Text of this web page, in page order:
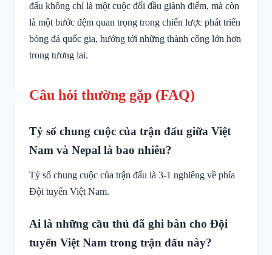
đấu không chỉ là một cuộc đối đầu giành điểm, mà còn
là một bước đệm quan trọng trong chiến lược phát triển
bóng đá quốc gia, hướng tới những thành công lớn hơn
trong tương lai.
Câu hỏi thường gặp (FAQ)
Tỷ số chung cuộc của trận đấu giữa Việt
Nam và Nepal là bao nhiêu?
Tỷ số chung cuộc của trận đấu là 3-1 nghiêng về phía
Đội tuyển Việt Nam.
Ai là những cầu thủ đã ghi bàn cho Đội
tuyển Việt Nam trong trận đấu này?